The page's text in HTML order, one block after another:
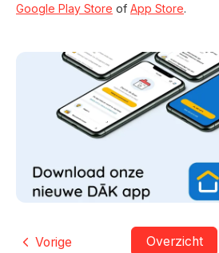
Google Play Store of App Store.
Overzicht
Vorige